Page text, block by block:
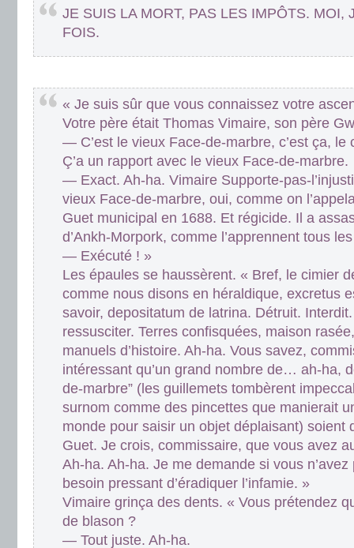
JE SUIS LA MORT, PAS LES IMPÔTS. MOI,
FOIS.
« Je suis sûr que vous connaissez votre
Votre père était Thomas Vimaire, son père
— C’est le vieux Face-de-marbre, c’est ça, le
Ç’a un rapport avec le vieux Face-de-marbre.
— Exact. Ah-ha. Vimaire Supporte-pas-
vieux Face-de-marbre, oui, comme on
Guet municipal en 1688. Et régicide. Il a
d’Ankh-Morpork, comme l’apprennent tous
— Exécuté ! »
Les épaules se haussèrent. « Bref, le cimier
comme nous disons en héraldique, excretus
savoir, depositatum de latrina. Détruit.
ressusciter. Terres confisquées, maison
manuels d’histoire. Ah-ha. Vous savez,
intéressant qu’un grand nombre de… ah-ha,
de-marbre” (les guillemets tombèrent
surnom comme des pincettes que manierait
monde pour saisir un objet déplaisant) soient
Guet. Je crois, commissaire, que vous avez
Ah-ha. Ah-ha. Je me demande si vous
besoin pressant d’éradiquer l’infamie. »
Vimaire grinça des dents. « Vous prétendez
de blason ?
— Tout juste. Ah-ha.